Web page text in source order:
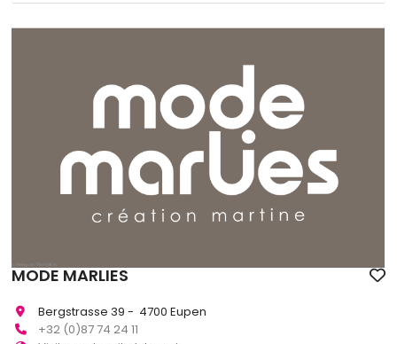
MODE MARLIES
Bergstrasse 39 - 4700 Eupen
+32 (0)87 74 24 11